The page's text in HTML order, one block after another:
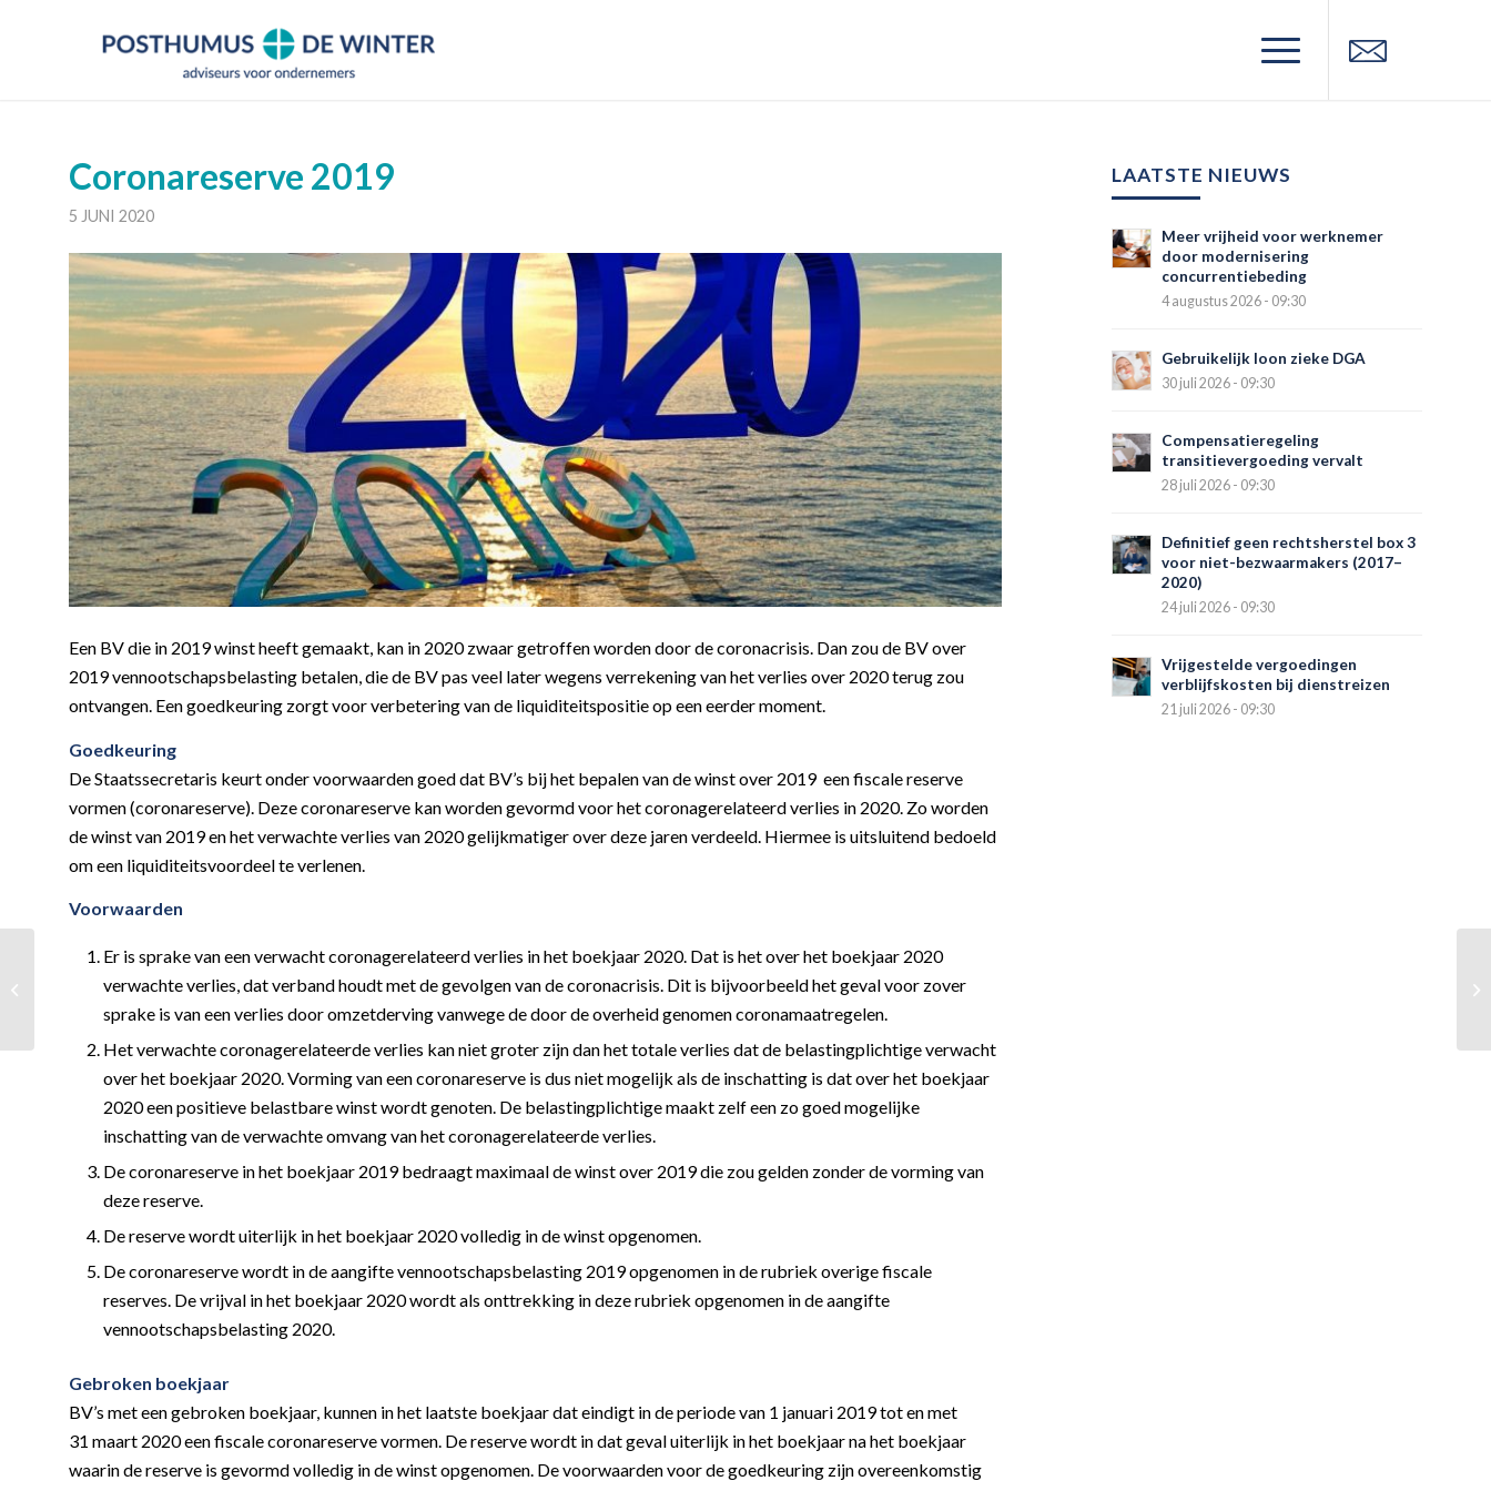
Coronareserve 2019
5 JUNI 2020
Een BV die in 2019 winst heeft gemaakt, kan in 2020 zwaar getroffen worden door de coronacrisis. Dan zou de BV over
2019 vennootschapsbelasting betalen, die de BV pas veel later wegens verrekening van het verlies over 2020 terug zou
ontvangen. Een goedkeuring zorgt voor verbetering van de liquiditeitspositie op een eerder moment.
Goedkeuring
De Staatssecretaris keurt onder voorwaarden goed dat BV’s bij het bepalen van de winst over 2019 een fiscale reserve
vormen (coronareserve). Deze coronareserve kan worden gevormd voor het coronagerelateerd verlies in 2020. Zo worden
de winst van 2019 en het verwachte verlies van 2020 gelijkmatiger over deze jaren verdeeld. Hiermee is uitsluitend bedoeld
om een liquiditeitsvoordeel te verlenen.
Voorwaarden
Er is sprake van een verwacht coronagerelateerd verlies in het boekjaar 2020. Dat is het over het boekjaar 2020
verwachte verlies, dat verband houdt met de gevolgen van de coronacrisis. Dit is bijvoorbeeld het geval voor zover
sprake is van een verlies door omzetderving vanwege de door de overheid genomen coronamaatregelen.
Het verwachte coronagerelateerde verlies kan niet groter zijn dan het totale verlies dat de belastingplichtige verwacht
over het boekjaar 2020. Vorming van een coronareserve is dus niet mogelijk als de inschatting is dat over het boekjaar
2020 een positieve belastbare winst wordt genoten. De belastingplichtige maakt zelf een zo goed mogelijke
inschatting van de verwachte omvang van het coronagerelateerde verlies.
De coronareserve in het boekjaar 2019 bedraagt maximaal de winst over 2019 die zou gelden zonder de vorming van
deze reserve.
De reserve wordt uiterlijk in het boekjaar 2020 volledig in de winst opgenomen.
De coronareserve wordt in de aangifte vennootschapsbelasting 2019 opgenomen in de rubriek overige fiscale
reserves. De vrijval in het boekjaar 2020 wordt als onttrekking in deze rubriek opgenomen in de aangifte
vennootschapsbelasting 2020.
Gebroken boekjaar
BV’s met een gebroken boekjaar, kunnen in het laatste boekjaar dat eindigt in de periode van 1 januari 2019 tot en met
31 maart 2020 een fiscale coronareserve vormen. De reserve wordt in dat geval uiterlijk in het boekjaar na het boekjaar
waarin de reserve is gevormd volledig in de winst opgenomen. De voorwaarden voor de goedkeuring zijn overeenkomstig
LAATSTE NIEUWS
Meer vrijheid voor werknemer
door modernisering
concurrentiebeding
4 augustus 2026 - 09:30
Gebruikelijk loon zieke DGA
30 juli 2026 - 09:30
Compensatieregeling
transitievergoeding vervalt
28 juli 2026 - 09:30
Definitief geen rechtsherstel box 3
voor niet-bezwaarmakers (2017–
2020)
24 juli 2026 - 09:30
Vrijgestelde vergoedingen
verblijfskosten bij dienstreizen
21 juli 2026 - 09:30